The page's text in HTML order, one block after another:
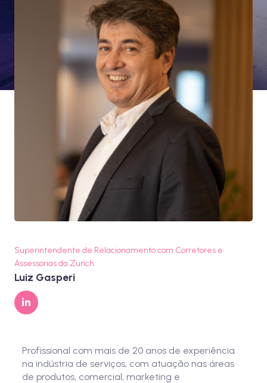
Superintendente de Relacionamento com Corretores e
Assessorias da Zurich
Luiz Gasperi
Profissional com mais de 20 anos de experiência
na indústria de serviços, com atuação nas áreas
de produtos, comercial, marketing e